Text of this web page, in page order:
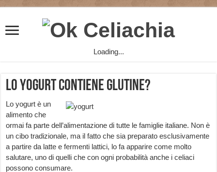
Loading...
Lo yogurt contiene glutine?
Lo yogurt è un
alimento che
ormai fa parte dell’alimentazione di tutte le famiglie italiane. Non è
un cibo tradizionale, ma il fatto che sia preparato esclusivamente
a partire da latte e fermenti lattici, lo fa apparire come molto
salutare, uno di quelli che con ogni probabilità anche i celiaci
possono consumare.